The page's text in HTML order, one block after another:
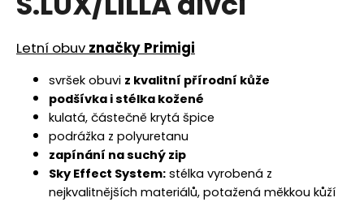
hvězdiček.
Letní obuv značky Primigi
svršek obuvi z kvalitní přírodní kůže
podšívka i stélka kožené
kulatá, částečně krytá špice
podrážka z polyuretanu
zapínání na suchý zip
Sky Effect System: stélka vyrobená z
nejkvalitnějších materiálů, potažená měkkou kůží
HLEDAT